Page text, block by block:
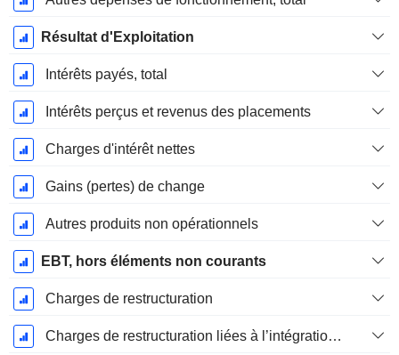
Résultat d'Exploitation
Intérêts payés, total
Intérêts perçus et revenus des placements
Charges d'intérêt nettes
Gains (pertes) de change
Autres produits non opérationnels
EBT, hors éléments non courants
Charges de restructuration
Charges de restructuration liées à l’intégration d’une nouvelle activité (Fusions, Acquisitions)